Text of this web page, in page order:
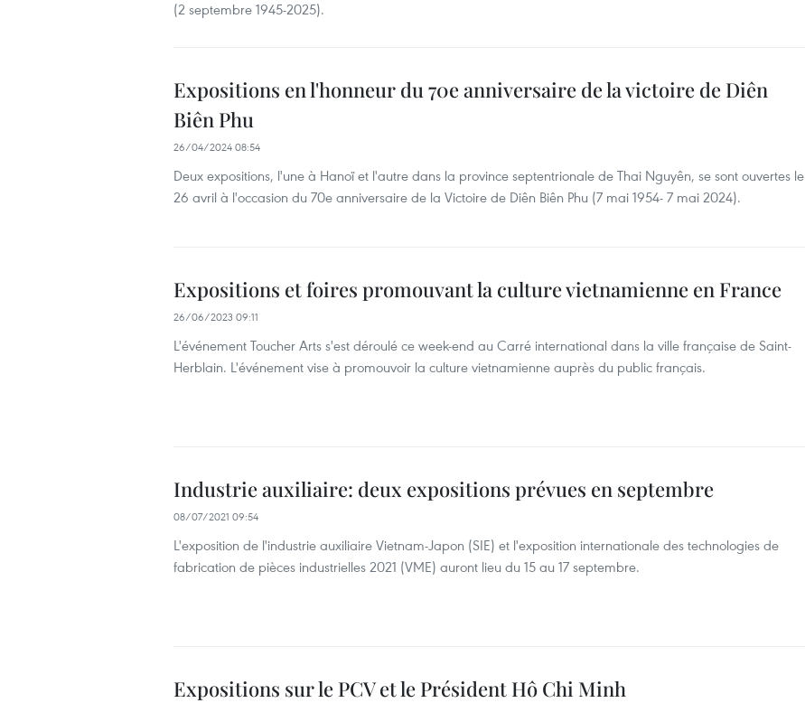
(2 septembre 1945-2025).
Expositions en l'honneur du 70e anniversaire de la victoire de Diên
Biên Phu
26/04/2024 08:54
Deux expositions, l'une à Hanoï et l'autre dans la province septentrionale de Thai Nguyên, se sont ouvertes le
26 avril à l'occasion du 70e anniversaire de la Victoire de Diên Biên Phu (7 mai 1954- 7 mai 2024).
Expositions et foires promouvant la culture vietnamienne en France
26/06/2023 09:11
L'événement Toucher Arts s'est déroulé ce week-end au Carré international dans la ville française de Saint-
Herblain. L'événement vise à promouvoir la culture vietnamienne auprès du public français.
Industrie auxiliaire: deux expositions prévues en septembre
08/07/2021 09:54
L'exposition de l'industrie auxiliaire Vietnam-Japon (SIE) et l'exposition internationale des technologies de
fabrication de pièces industrielles 2021 (VME) auront lieu du 15 au 17 septembre.
Expositions sur le PCV et le Président Hô Chi Minh